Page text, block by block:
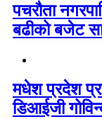
पचरौता
बढीको बजेट
मधेश प्रदेश
डिआईजी